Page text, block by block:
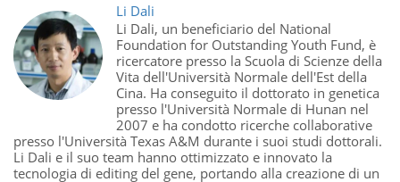
Li Dali
Li Dali, un beneficiario del National
Foundation for Outstanding Youth Fund, è
ricercatore presso la Scuola di Scienze della
Vita dell'Università Normale dell'Est della
Cina. Ha conseguito il dottorato in genetica
presso l'Università Normale di Hunan nel
2007 e ha condotto ricerche collaborative
presso l'Università Texas A&M durante i suoi studi dottorali.
Li Dali e il suo team hanno ottimizzato e innovato la
tecnologia di editing del gene, portando alla creazione di un